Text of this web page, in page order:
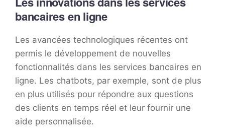
bancaires en ligne
Les avancées technologiques récentes ont
permis le développement de nouvelles
fonctionnalités dans les services bancaires en
ligne. Les chatbots, par exemple, sont de plus
en plus utilisés pour répondre aux questions
des clients en temps réel et leur fournir une
aide personnalisée.